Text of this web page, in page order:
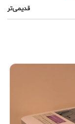
قدیمی‌تر